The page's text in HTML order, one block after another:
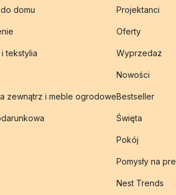
domu
tekstylia
zewnątrz i meble ogrodowe
Projektanci
Oferty
Wyprzedaż
Nowości
Bestseller
Święta
Pokój
Pomysły na
Nest Trends